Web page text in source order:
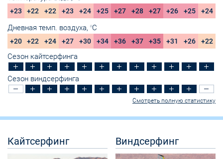
+23 +22 +22 +23 +24 +25 +27 +28 +27 +26 +25 +24
Дневная темп. воздуха, OC
+20 +22 +24 +27 +30 +34 +36 +37 +35 +31 +26 +22
Сезон кайтсерфинга
Сезон виндсерфинга
Смотреть полную статистику
Кайтсерфинг Виндсерфинг